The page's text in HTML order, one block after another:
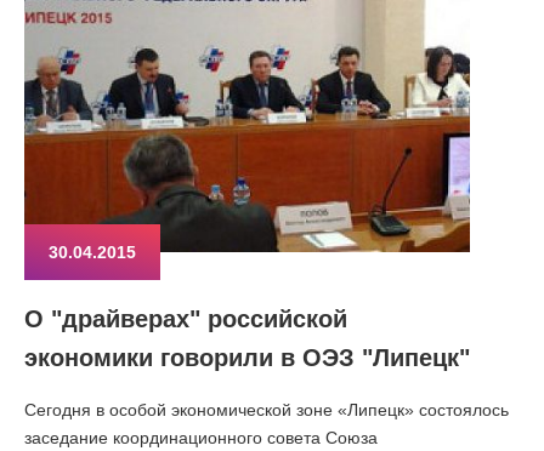
30.04.2015
О "драйверах" российской
экономики говорили в ОЭЗ "Липецк"
Сегодня в особой экономической зоне «Липецк» состоялось
заседание координационного совета Союза